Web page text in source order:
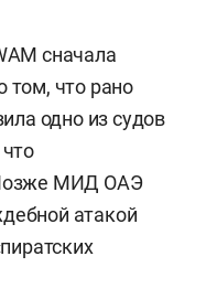
сначала
том, что рано
одно из судов
МИД ОАЭ
атакой